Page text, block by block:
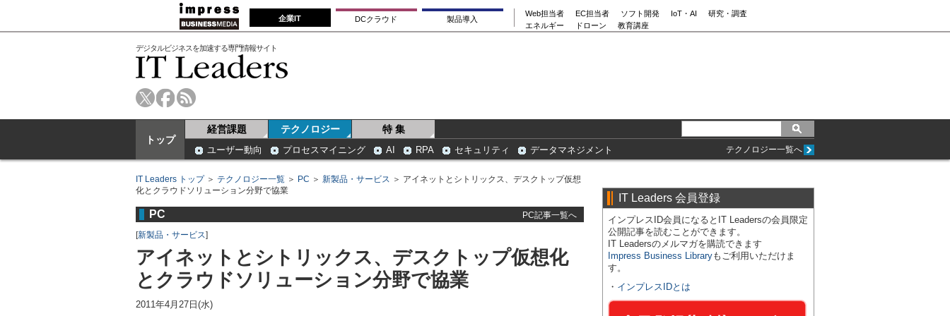
企業IT DCクラウド 製品導入
Web担当者 EC担当者 ソフト開発 IoT・AI
研究・調査
エネルギー
ドローン 教育講座
デジタルビジネスを加速する専門情報サイト
トップ
経営課題 テクノロジー 特 集
ユーザー動向 プロセスマイニング AI RPA セキュリティ データマネジメント テクノロジー一覧へ
IT Leaders トップ＞ テクノロジー一覧 ＞ PC ＞ 新製品・サービス ＞ アイネットとシトリックス、デスクトップ仮想
化とクラウドソリューション分野で協業
PC
PC記事一覧へ
[新製品・サービス]
アイネットとシトリックス、デスクトップ仮想化
とクラウドソリューション分野で協業
2011年4月27日(水)
IT Leaders 会員登録
インプレスID会員になるとIT Leadersの会員限定
公開記事を読むことができます。
IT Leadersのメルマガを購読できます
Impress Business Libraryもご利用いただけま
す。
・ インプレスIDとは